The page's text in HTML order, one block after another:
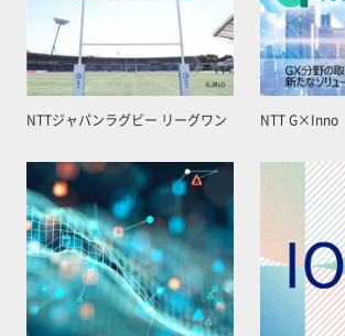
NTTジャパンラグビー リーグワン NTT G×Inno